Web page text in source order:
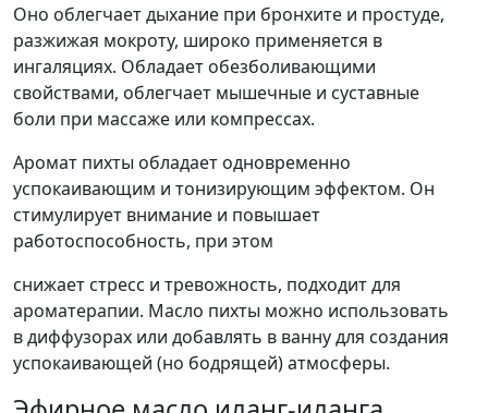
Оно облегчает дыхание при бронхите и простуде,
разжижая мокроту, широко применяется в
ингаляциях. Обладает обезболивающими
свойствами, облегчает мышечные и суставные
боли при массаже или компрессах.
Аромат пихты обладает одновременно
успокаивающим и тонизирующим эффектом. Он
стимулирует внимание и повышает
работоспособность, при этом
снижает стресс и тревожность, подходит для
ароматерапии. Масло пихты можно использовать
в диффузорах или добавлять в ванну для создания
успокаивающей (но бодрящей) атмосферы.